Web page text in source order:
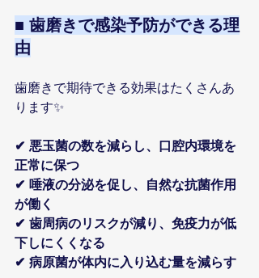
■ 歯磨きで感染予防ができる理
由
歯磨きで期待できる効果はたくさんあ
ります✨
✔ 悪玉菌の数を減らし、口腔内環境を
正常に保つ
✔ 唾液の分泌を促し、自然な抗菌作用
が働く
✔ 歯周病のリスクが減り、免疫力が低
下しにくくなる
✔ 病原菌が体内に入り込む量を減らす